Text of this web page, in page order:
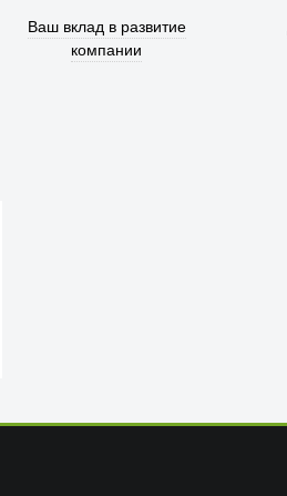
Ваш вклад в развитие
компании